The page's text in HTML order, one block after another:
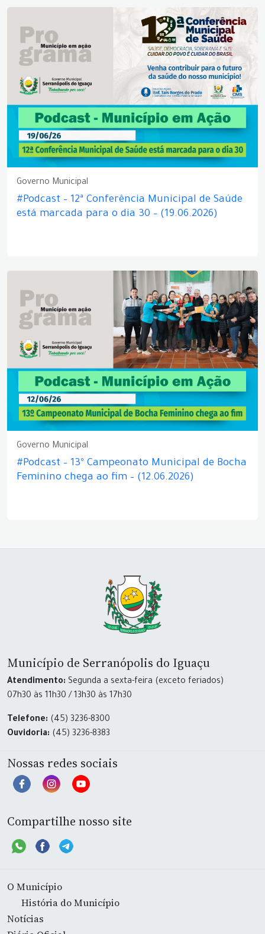
Governo Municipal
#Podcast – 12ª Conferência Municipal de Saúde
está marcada para o dia 30 – (19.06.2026)
Governo Municipal
#Podcast – 13º Campeonato Municipal de Bocha
Feminino chega ao fim – (12.06.2026)
Município de Serranópolis do Iguaçu
Atendimento: Segunda a sexta-feira (exceto feriados)
07h30 às 11h30 / 13h30 às 17h30
Telefone: (45) 3236-8300
Ouvidoria: (45) 3236-8383
Nossas redes sociais
Compartilhe nosso site
O Município
História do Município
Notícias